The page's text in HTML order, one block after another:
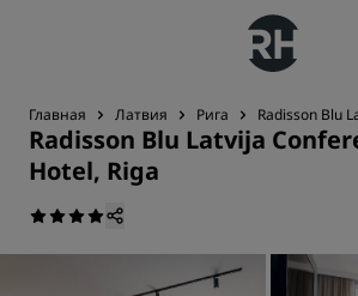
Главная Латвия Рига Radisson Blu
Radisson Blu Latvija
Hotel, Riga